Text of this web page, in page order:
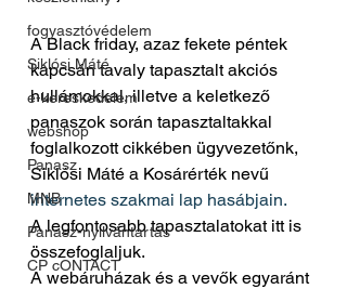
fogyasztóvédelem
Siklósi Máté
e-kereskedelem
webshop
Panasz
MNB
Panasz-nyilvántartás
CP cONTACT
A Black friday, azaz fekete péntek
kapcsán tavaly tapasztalt akciós
hullámokkal, illetve a keletkező
panaszok során tapasztaltakkal
foglalkozott cikkében ügyvezetőnk,
Siklósi Máté a Kosárérték nevű
internetes szakmai lap hasábjain.
A legfontosabb tapasztalatokat itt is
összefoglaljuk.
A webáruházak és a vevők egyaránt